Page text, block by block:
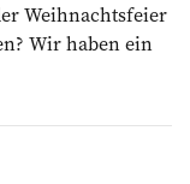
Weihnachtsfeier
Wir haben ein